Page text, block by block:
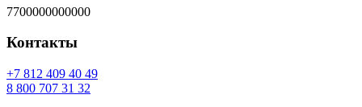
7700000000000
Контакты
94 04 904 218 7+
23 13 707 008 8